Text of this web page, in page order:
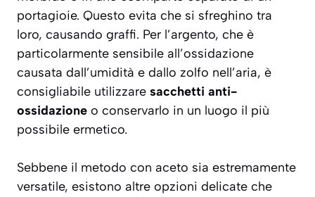
portagioie. Questo evita che si sfreghino tra
loro, causando graffi. Per l’argento, che è
particolarmente sensibile all’ossidazione
causata dall’umidità e dallo zolfo nell’aria, è
consigliabile utilizzare sacchetti anti-
ossidazione o conservarlo in un luogo il più
possibile ermetico.
Sebbene il metodo con aceto sia estremamente
versatile, esistono altre opzioni delicate che